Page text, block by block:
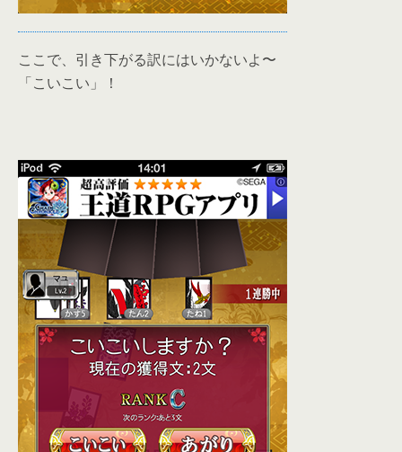
ここで、引き下がる訳にはいかないよ〜
「こいこい」！